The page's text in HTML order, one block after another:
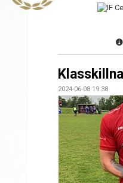
2024-06-08 19:38